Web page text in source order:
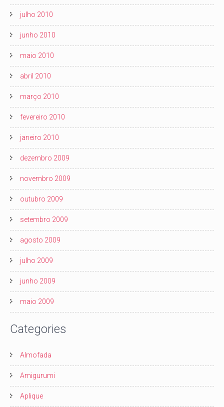
julho 2010
junho 2010
maio 2010
abril 2010
março 2010
fevereiro 2010
janeiro 2010
dezembro 2009
novembro 2009
outubro 2009
setembro 2009
agosto 2009
julho 2009
junho 2009
maio 2009
Categories
Almofada
Amigurumi
Aplique